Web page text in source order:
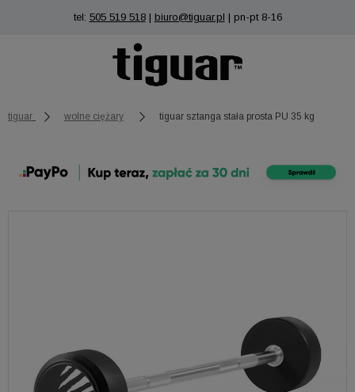
tel: 505 519 518| biuro@tiguar.pl | pn-pt 8-16
tiguar wolne ciężary tiguar sztanga stała prosta PU 35 kg